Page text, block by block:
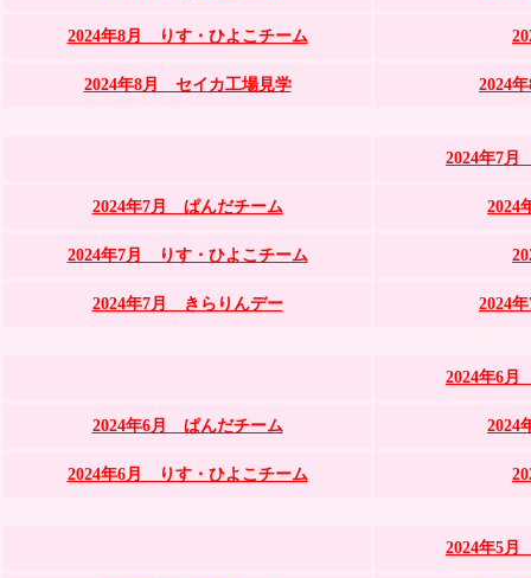
2024年8月 りす・ひよこチーム
2024年8月 セイカ工場見学 2024
2024年7
2024年7月 ぱんだチーム 2024
2024年7月 りす・ひよこチーム
2024年7月 きらりんデー 2024
2024年6
2024年6月 ぱんだチーム 2024
2024年6月 りす・ひよこチーム
2024年5